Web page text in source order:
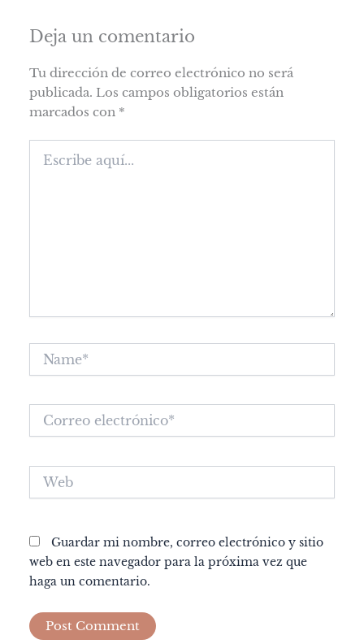
Deja un comentario
Tu dirección de correo electrónico no será
publicada. Los campos obligatorios están
marcados con *
aquí...
Name*
Correo
electrónico*
Web
Guardar mi nombre, correo electrónico y sitio
web en este navegador para la próxima vez que
haga un comentario.